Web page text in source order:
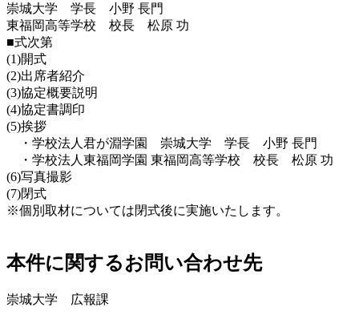
崇城大学 学長 小野 長門
東福岡高等学校 校長 松原 功
■式次第
(1)開式
(2)出席者紹介
(3)協定概要説明
(4)協定書調印
(5)挨拶
・学校法人君が淵学園 崇城大学 学長 小野 長門
・学校法人東福岡学園 東福岡高等学校 校長 松原 功
(6)写真撮影
(7)閉式
※個別取材については閉式後に実施いたします。
本件に関するお問い合わせ先
崇城大学 広報課